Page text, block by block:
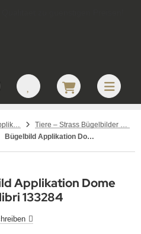
Strass Bügelbilder & Applikationen zum Aufbügeln
Tiere – Strass Bügelbilder & Motive
Bügelbild Applikation Dome Studs Pearl Vogel Kolibri 133284
Applikation Dome
133284